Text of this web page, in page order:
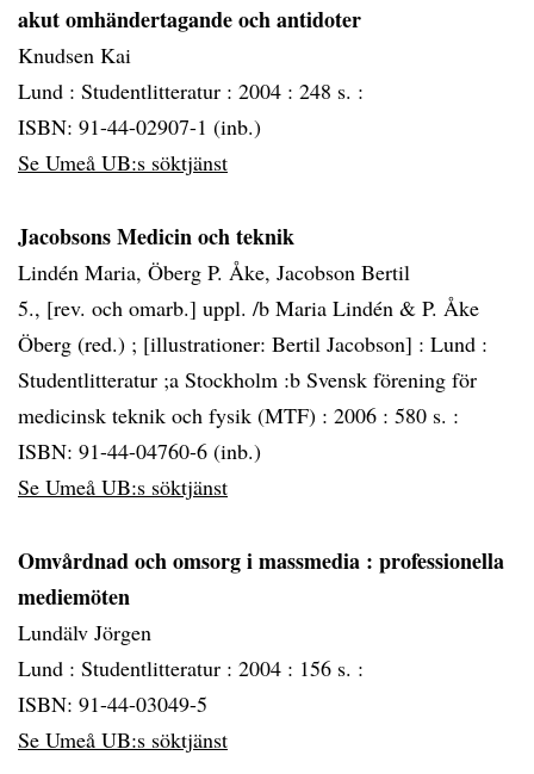
akut omhändertagande och antidoter
Knudsen Kai
Lund : Studentlitteratur : 2004 : 248 s. :
ISBN: 91-44-02907-1 (inb.)
Se Umeå UB:s söktjänst
Jacobsons Medicin och teknik
Lindén Maria, Öberg P. Åke, Jacobson Bertil
5., [rev. och omarb.] uppl. /b Maria Lindén & P. Åke
Öberg (red.) ; [illustrationer: Bertil Jacobson] : Lund :
Studentlitteratur ;a Stockholm :b Svensk förening för
medicinsk teknik och fysik (MTF) : 2006 : 580 s. :
ISBN: 91-44-04760-6 (inb.)
Se Umeå UB:s söktjänst
Omvårdnad och omsorg i massmedia : professionella
mediemöten
Lundälv Jörgen
Lund : Studentlitteratur : 2004 : 156 s. :
ISBN: 91-44-03049-5
Se Umeå UB:s söktjänst